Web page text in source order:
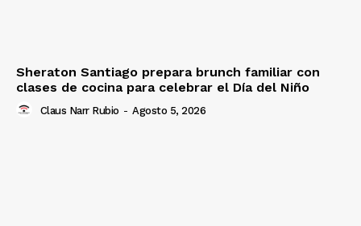
Sheraton Santiago prepara brunch familiar con
clases de cocina para celebrar el Día del Niño
Claus Narr Rubio - Agosto 5, 2026